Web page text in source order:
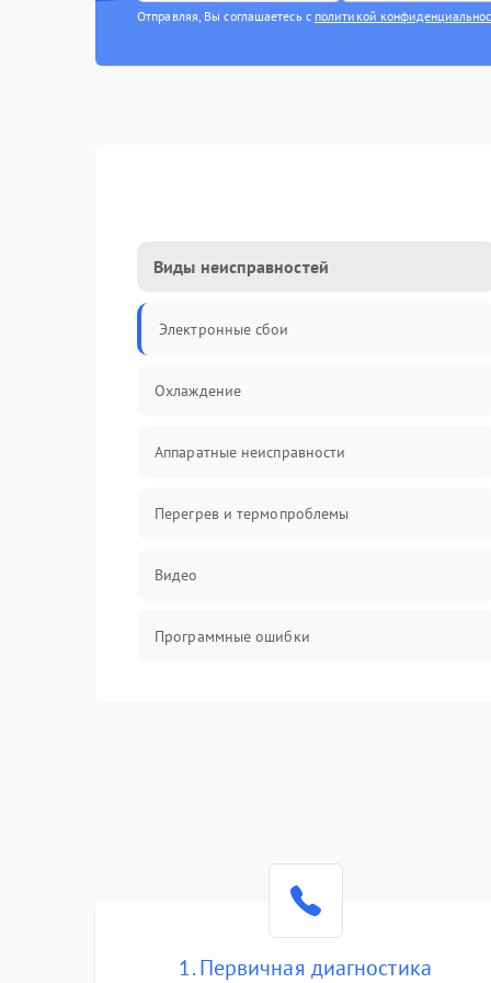
Отправляя, Вы соглашаетесь с политикой
Виды неисправностей
Электронные сбои
Охлаждение
Аппаратные неисправности
Перегрев и термопроблемы
Видео
Программные ошибки
Электронные компоненты
1. Первичная диагностика